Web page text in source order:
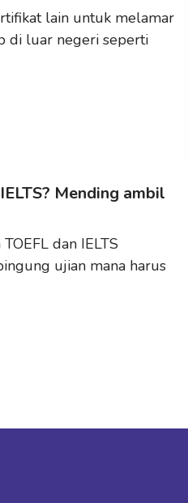
lain untuk melamar
di luar negeri seperti
Mending ambil
dan IELTS
ujian mana harus